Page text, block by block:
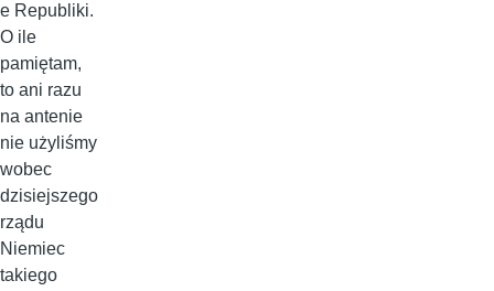
e Republiki.
O ile
pamiętam,
to ani razu
na antenie
nie użyliśmy
wobec
dzisiejszego
rządu
Niemiec
takiego